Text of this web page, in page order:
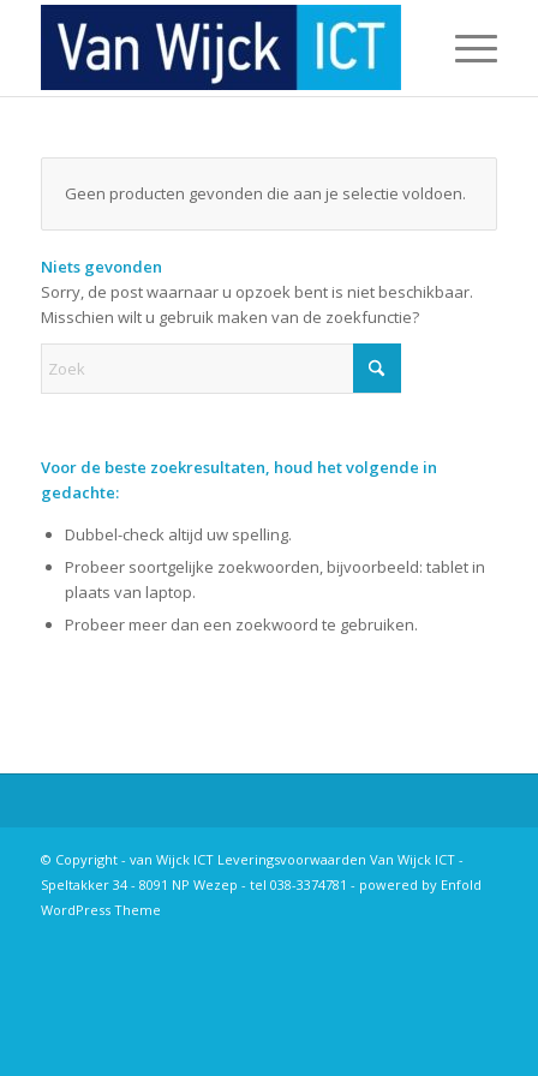
Geen producten gevonden die aan je selectie voldoen.
Niets gevonden
Sorry, de post waarnaar u opzoek bent is niet beschikbaar.
Misschien wilt u gebruik maken van de zoekfunctie?
Voor de beste zoekresultaten, houd het volgende in
gedachte:
Dubbel-check altijd uw spelling.
Probeer soortgelijke zoekwoorden, bijvoorbeeld: tablet in
plaats van laptop.
Probeer meer dan een zoekwoord te gebruiken.
© Copyright - van Wijck ICT Leveringsvoorwaarden Van Wijck ICT -
Speltakker 34 - 8091 NP Wezep - tel 038-3374781 - powered by Enfold
WordPress Theme